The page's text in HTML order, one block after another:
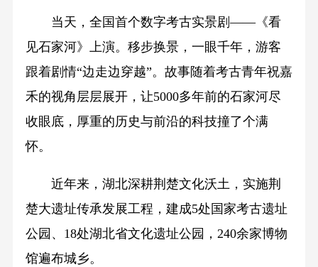
当天，全国首个数字考古实景剧——《看
见石家河》上演。移步换景，一眼千年，游客
跟着剧情“边走边穿越”。故事随着考古青年祝嘉
禾的视角层层展开，让5000多年前的石家河尽
收眼底，厚重的历史与前沿的科技撞了个满
怀。
近年来，湖北深耕荆楚文化沃土，实施荆
楚大遗址传承发展工程，建成5处国家考古遗址
公园、18处湖北省文化遗址公园，240余家博物
馆遍布城乡。